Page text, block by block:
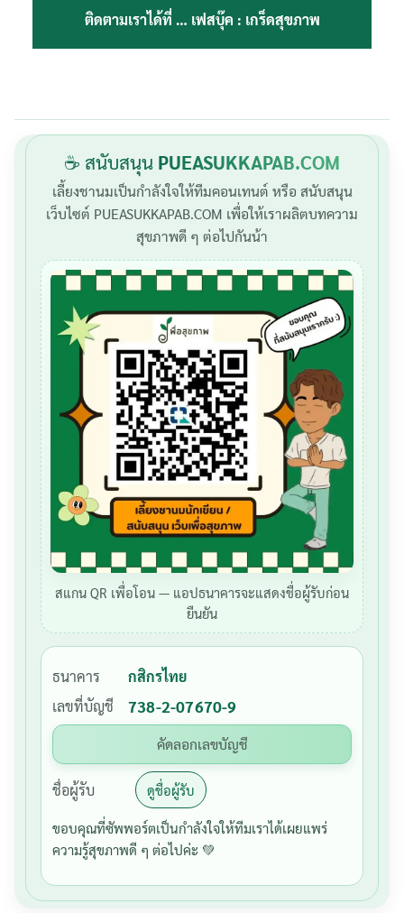
ติดตามเราได้ที่ … เฟสบุ๊ค : เกร็ดสุขภาพ
☕ สนับสนุน PUEASUKKAPAB.COM
เลี้ยงชานมเป็นกำลังใจให้ทีมคอนเทนต์ หรือ สนับสนุน
เว็บไซต์ PUEASUKKAPAB.COM เพื่อให้เราผลิตบทความ
สุขภาพดี ๆ ต่อไปกันน้า
สแกน QR เพื่อโอน — แอปธนาคารจะแสดงชื่อผู้รับก่อน
ยืนยัน
ธนาคาร
กสิกรไทย
เลขที่บัญชี
738-2-07670-9
คัดลอกเลขบัญชี
ชื่อผู้รับ ดูชื่อผู้รับ
ขอบคุณที่ซัพพอร์ตเป็นกำลังใจให้ทีมเราได้เผยแพร่
ความรู้สุขภาพดี ๆ ต่อไปค่ะ 💚